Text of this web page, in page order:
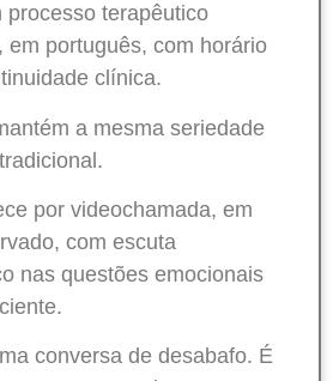
processo terapêutico
em português, com horário
clínica.
a mesma seriedade
por videochamada, em
com escuta
nas questões emocionais
conversa de desabafo. É